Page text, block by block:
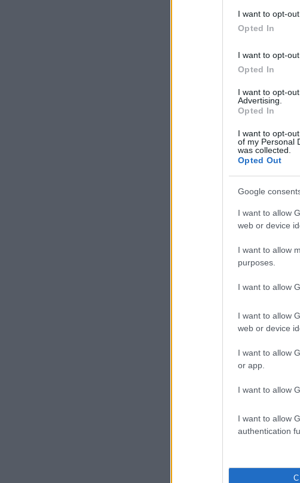
I want to opt-
Opted In
I want to opt-
Opted In
I want to opt-
Advertising.
Opted In
I want to opt-
of my Personal
was collected.
Opted Out
Google
I want to allow
web or device
I want to allow
purposes.
I want to allow
I want to allow
web or device
I want to allow
or app.
I want to allow
I want to allow
authentication